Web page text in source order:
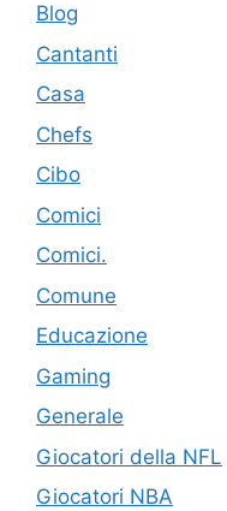
Blog
Cantanti
Casa
Chefs
Cibo
Comici
Comici.
Comune
Educazione
Gaming
Generale
Giocatori della NFL
Giocatori NBA